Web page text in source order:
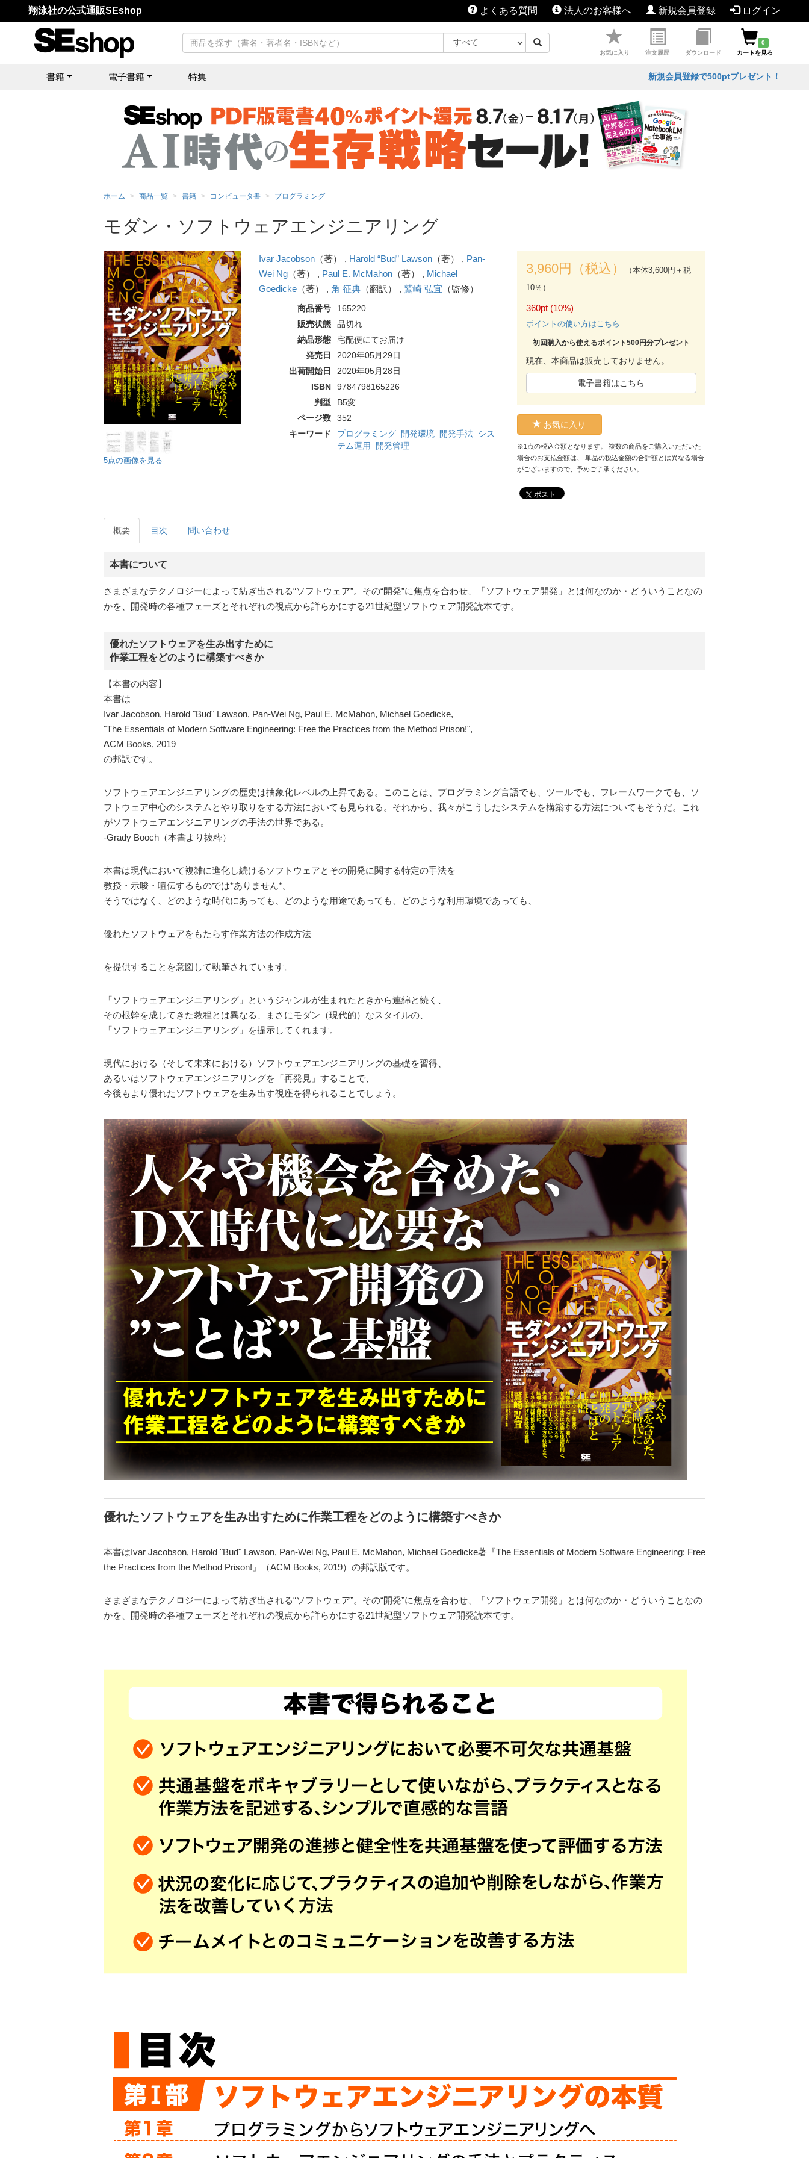
翔泳社の公式通販SEshop よくある質問 法人のお客様へ 新規会員登録 ログイン
お気に入り 注文履歴 ダウンロード
0
カートを見る
書籍 電子書籍 特集 新規会員登録で500ptプレゼント！
ホーム 商品一覧 書籍 コンピュータ書 プログラミング
モダン・ソフトウェアエンジニアリング
5点の画像を見る
Ivar Jacobson（著） , Harold “Bud” Lawson（著） , Pan-
Wei Ng（著） , Paul E. McMahon（著） , Michael
Goedicke（著） , 角 征典（翻訳） , 鷲崎 弘宜 （監修）
商品番号
165220
販売状態
品切れ
納品形態
宅配便にてお届け
発売日
2020年05月29日
出荷開始日
2020年05月28日
ISBN
9784798165226
判型
B5変
ページ数
352
キーワード
プログラミング 開発環境 開発手法 シス
テム運用
開発管理
3,960円（税込）
（本体3,600円＋税
10％）
360pt (10%)
ポイントの使い方はこちら
初回購入から使えるポイント500円分プレゼント
現在、本商品は販売しておりません。
電子書籍はこちら
お気に入り
※1点の税込金額となります。 複数の商品をご購入いただいた
場合のお支払金額は、 単品の税込金額の合計額とは異なる場合
がございますので、予めご了承ください。
ポスト
概要 目次 問い合わせ
本書について
さまざまなテクノロジーによって紡ぎ出される“ソフトウェア”。その“開発”に焦点を合わせ、「ソフトウェア開発」とは何なのか・どういうことなの
かを、開発時の各種フェーズとそれぞれの視点から詳らかにする21世紀型ソフトウェア開発読本です。
優れたソフトウェアを生み出すために
作業工程をどのように構築すべきか
【本書の内容】
本書は
Ivar Jacobson, Harold "Bud" Lawson, Pan-Wei Ng, Paul E. McMahon, Michael Goedicke,
"The Essentials of Modern Software Engineering: Free the Practices from the Method Prison!",
ACM Books, 2019
の邦訳です。
ソフトウェアエンジニアリングの歴史は抽象化レベルの上昇である。このことは、プログラミング言語でも、ツールでも、フレームワークでも、ソ
フトウェア中心のシステムとやり取りをする方法においても見られる。それから、我々がこうしたシステムを構築する方法についてもそうだ。これ
がソフトウェアエンジニアリングの手法の世界である。
-Grady Booch（本書より抜粋）
本書は現代において複雑に進化し続けるソフトウェアとその開発に関する特定の手法を
教授・示唆・喧伝するものでは*ありません*。
そうではなく、どのような時代にあっても、どのような用途であっても、どのような利用環境であっても、
優れたソフトウェアをもたらす作業方法の作成方法
を提供することを意図して執筆されています。
「ソフトウェアエンジニアリング」というジャンルが生まれたときから連綿と続く、
その根幹を成してきた教程とは異なる、まさにモダン（現代的）なスタイルの、
「ソフトウェアエンジニアリング」を提示してくれます。
現代における（そして未来における）ソフトウェアエンジニアリングの基礎を習得、
あるいはソフトウェアエンジニアリングを「再発見」することで、
今後もより優れたソフトウェアを生み出す視座を得られることでしょう。
優れたソフトウェアを生み出すために作業工程をどのように構築すべきか
本書はIvar Jacobson, Harold "Bud" Lawson, Pan-Wei Ng, Paul E. McMahon, Michael Goedicke著『The Essentials of Modern Software Engineering: Free
the Practices from the Method Prison!』（ACM Books, 2019）の邦訳版です。
さまざまなテクノロジーによって紡ぎ出される“ソフトウェア”。その“開発”に焦点を合わせ、「ソフトウェア開発」とは何なのか・どういうことなの
かを、開発時の各種フェーズとそれぞれの視点から詳らかにする21世紀型ソフトウェア開発読本です。